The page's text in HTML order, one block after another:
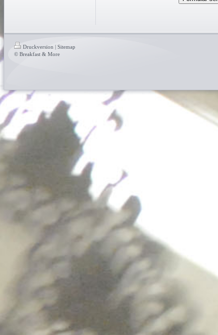
Druckversion
Sitemap
© Breakfast & More